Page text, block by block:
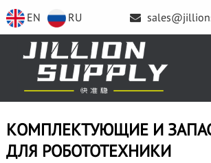
EN RU
КОМПЛЕКТУЮЩИЕ И
ДЛЯ РОБОТОТЕХНИКИ